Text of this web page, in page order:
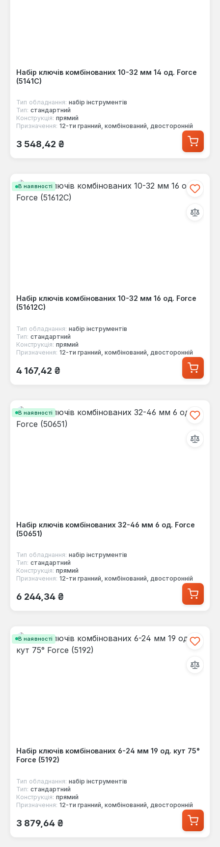
Набір ключів комбінованих 10-32 мм 14 од. Force
(5141C)
Тип обладнання: набір інструментів
Тип: стандартний
Конструкція: прямий
Призначення: 12-ти гранний, комбінований, двосторонній
Звичайна ціна:
3 548,42 ₴
В наявності
Набір ключів комбінованих 10-32 мм 16 од. Force
(51612C)
Тип обладнання: набір інструментів
Тип: стандартний
Конструкція: прямий
Призначення: 12-ти гранний, комбінований, двосторонній
Звичайна ціна:
4 167,42 ₴
В наявності
Набір ключів комбінованих 32-46 мм 6 од. Force
(50651)
Тип обладнання: набір інструментів
Тип: стандартний
Конструкція: прямий
Призначення: 12-ти гранний, комбінований, двосторонній
Звичайна ціна:
6 244,34 ₴
В наявності
Набір ключів комбінованих 6-24 мм 19 од. кут 75°
Force (5192)
Тип обладнання: набір інструментів
Тип: стандартний
Конструкція: прямий
Призначення: 12-ти гранний, комбінований, двосторонній
Звичайна ціна:
3 879,64 ₴